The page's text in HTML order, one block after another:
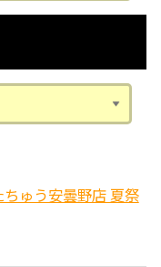
ゅう安曇野店 夏祭